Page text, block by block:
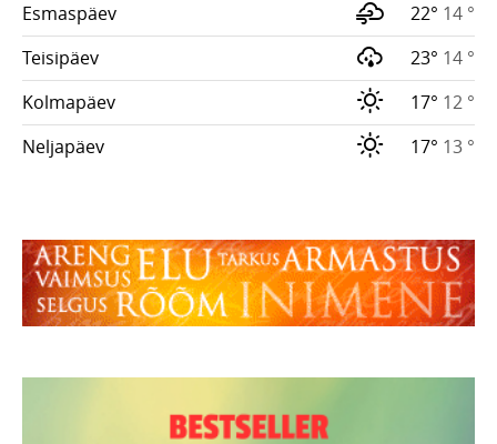
Esmaspäev
22° 14 °
Teisipäev
23° 14 °
Kolmapäev
17° 12 °
Neljapäev
17° 13 °